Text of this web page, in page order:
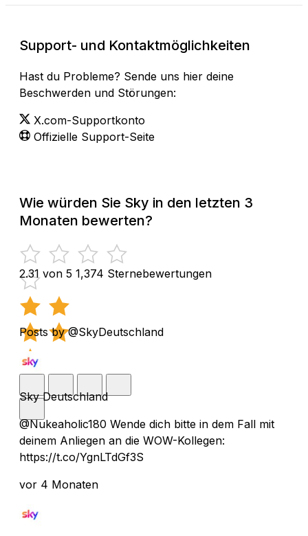
Support- und Kontaktmöglichkeiten
Hast du Probleme? Sende uns hier deine
Beschwerden und Störungen:
X.com-Supportkonto
Offizielle Support-Seite
Wie würden Sie Sky in den letzten 3
Monaten bewerten?
2.31 von 5 1,374 Sternebewertungen
Posts by @SkyDeutschland
Sky Deutschland
@Nukeaholic180 Wende dich bitte in dem Fall mit
deinem Anliegen an die WOW-Kollegen:
https://t.co/YgnLTdGf3S
vor 4 Monaten